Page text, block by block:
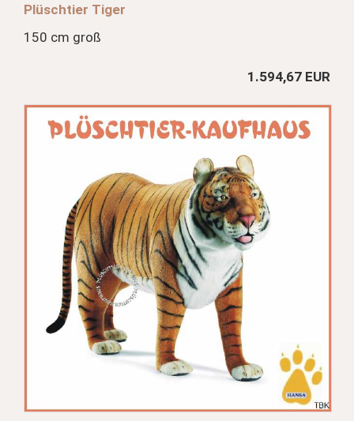
Plüschtier Tiger
150 cm groß
1.594,67 EUR